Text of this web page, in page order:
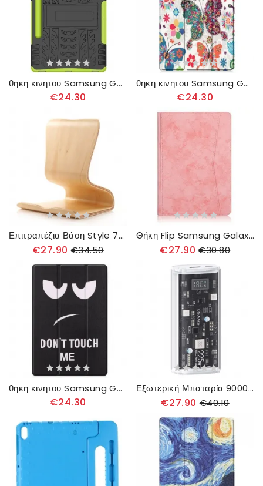
θηκη κινητου Samsung Galaxy Tab S8 Plus / Tab S7 Plus Premium Ανθεκτικό
€24.30
θηκη κινητου Samsung Galaxy Tab S8 Plus / Tab S7 Plus Βελτιωμένες Πεταλούδες Και Λουλούδια
€24.30
Επιτραπέζια Βάση Style 70 Natural Wood Για Tablet
€27.90 €34.50
Θήκη Flip Samsung Galaxy Tab S8 Plus / Tab S7 Plus Επαγγελματικό Δερμάτινο Εφέ
€27.90 €30.80
θηκη κινητου Samsung Galaxy Tab S8 Plus / Tab S7 Plus Ενισχυμένο Don't Touch Me
€24.30
Εξωτερική Μπαταρία 9000Mah Διπλές Θύρες Ψηφιακή Οθόνη
€27.90 €40.10